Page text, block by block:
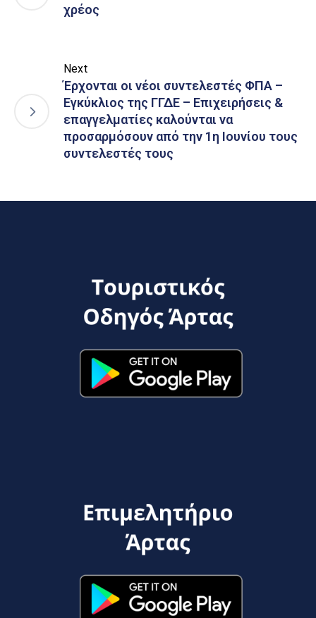
χρέος
Next
Έρχονται οι νέοι συντελεστές ΦΠΑ –
Εγκύκλιος της ΓΓΔΕ – Επιχειρήσεις &
επαγγελματίες καλούνται να
προσαρμόσουν από την 1η Ιουνίου τους
συντελεστές τους